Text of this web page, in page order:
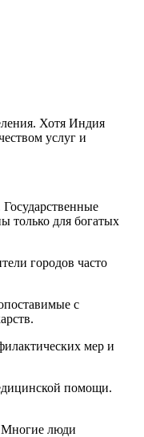
Хотя Индия
услуг и
только для богатых
городов часто
с
мер и
помощи.
Многие люди